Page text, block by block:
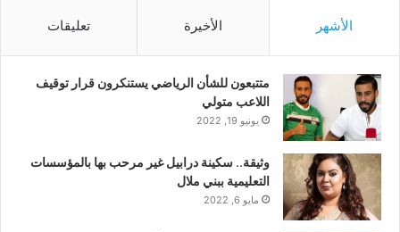
الأشهر الأخيرة تعليقات
متتبعون للشأن الرياضي يستنكرون قرار توقيف
اللاعب متولي
يونيو 19, 2022
وثيقة.. سكينة درابيل غير مرحب بها بالمؤسسات
التعليمية ببني ملال
مايو 6, 2022